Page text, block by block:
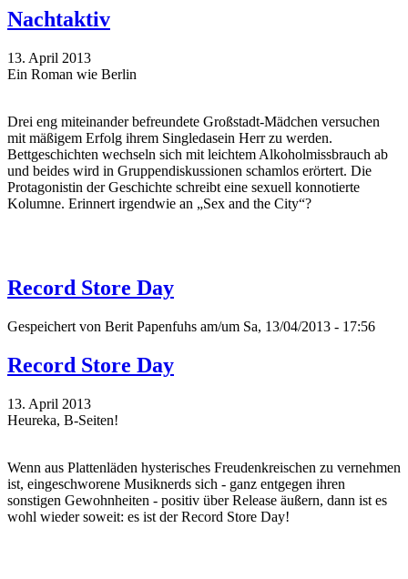
Nachtaktiv
13. April 2013
Ein Roman wie Berlin
Drei eng miteinander befreundete Großstadt-Mädchen versuchen
mit mäßigem Erfolg ihrem Singledasein Herr zu werden.
Bettgeschichten wechseln sich mit leichtem Alkoholmissbrauch ab
und beides wird in Gruppendiskussionen schamlos erörtert. Die
Protagonistin der Geschichte schreibt eine sexuell konnotierte
Kolumne. Erinnert irgendwie an „Sex and the City“?
Record Store Day
Gespeichert von Berit Papenfuhs am/um Sa, 13/04/2013 - 17:56
Record Store Day
13. April 2013
Heureka, B-Seiten!
Wenn aus Plattenläden hysterisches Freudenkreischen zu vernehmen
ist, eingeschworene Musiknerds sich - ganz entgegen ihren
sonstigen Gewohnheiten - positiv über Release äußern, dann ist es
wohl wieder soweit: es ist der Record Store Day!